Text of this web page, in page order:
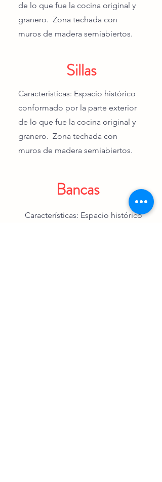
Sillas
de lo que fue la cocina original y
granero. Zona techada con
muros de madera semiabiertos.
Características: Espacio histórico
conformado por la parte exterior
de lo que fue la cocina original y
granero. Zona techada con
muros de madera semiabiertos.
Bancas
Características: Espacio histórico